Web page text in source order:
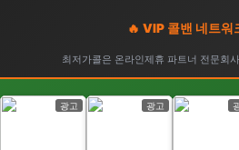
🔥 VIP 콜밴 네트워
최저가콜은 온라인제휴 파트너 전문회
광고 광고